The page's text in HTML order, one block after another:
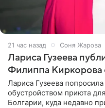
21 час назад Соня Жарова
Лариса Гузеева
Филиппа
Лариса Гузеева
обустройством приюта
Болгарии, куда недавно